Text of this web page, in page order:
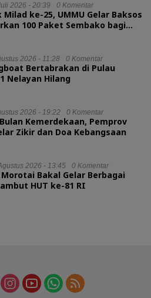
2026 - 20:39 0 Komentar
Milad ke-25, UMMU Gelar Baksos
100 Paket Sembako bagi
2026 - 11:28 0 Komentar
Bertabrakan di Pulau
Nelayan Hilang
2026 - 19:22 0 Komentar
Kemerdekaan, Pemprov
Zikir dan Doa Kebangsaan
2026 - 13:45 0 Komentar
Bakal Gelar Berbagai
HUT ke-81 RI